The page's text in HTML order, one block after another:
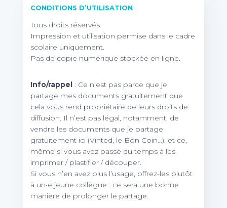
CONDITIONS D’UTILISATION
Tous droits réservés.
Impression et utilisation permise dans le cadre
scolaire uniquement.
Pas de copie numérique stockée en ligne.
Info/rappel : Ce n’est pas parce que je
partage mes documents gratuitement que
cela vous rend propriétaire de leurs droits de
diffusion. Il n’est pas légal, notamment, de
vendre les documents que je partage
gratuitement ici (Vinted, le Bon Coin…), et ce,
même si vous avez passé du temps à les
imprimer / plastifier / découper.
Si vous n’en avez plus l’usage, offrez-les plutôt
à un•e jeune collègue : ce sera une bonne
manière de prolonger le partage.